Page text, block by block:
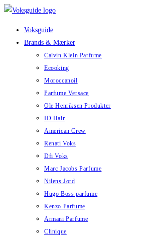
Skip
Voksguide
Brands & Mærker
Calvin Klein Parfume
Ecooking
Moroccanoil
Parfume Versace
Ole Henriksen Produkter
ID Hair
American Crew
Renati Voks
Dfi Voks
Marc Jacobs Parfume
Nilens Jord
Hugo Boss parfume
Kenzo Parfume
Armani Parfume
Clinique